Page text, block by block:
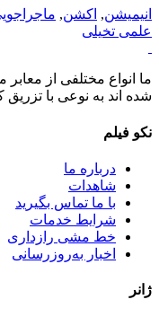
انیمیشن, اکشن,
علمی تخیلی
ما انواع مختلفی از معابر
شده اند به نوعی با تزریق
نکو فیلم
درباره ما
شاهدات
با ما تماس بگیرید
شرایط خدمات
خط مشی رازداری
اخبار به‌روزرسانی
ژانر